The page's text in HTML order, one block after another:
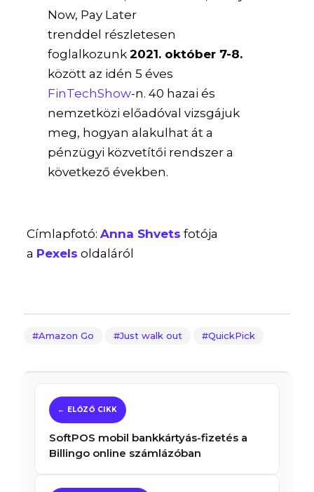
Now, Pay Later
trenddel részletesen
foglalkozunk2021. október 7-8.
között az idén 5 éves
FinTechShow-n. 40 hazai és
nemzetközi előadóval vizsgájuk
meg, hogyan alakulhat át a
pénzügyi közvetítői rendszer a
következő években.
Címlapfotó:Anna Shvets fotója
a Pexels oldaláról
Amazon Go Just walk out QuickPick
SoftPOS mobil bankkártyás-fizetés a
Billingo online számlázóban